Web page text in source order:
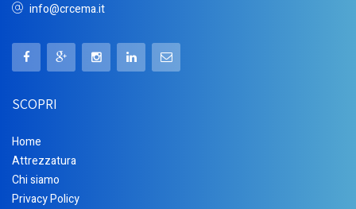
info@crcema.it
SCOPRI
Home
Attrezzatura
Chi siamo
Privacy Policy